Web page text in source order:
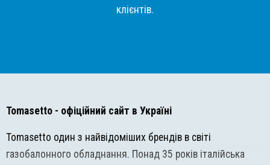
клієнтів.
Tomasetto - офіційний сайт в Україні
Tomasetto один з найвідоміших брендів в світі
газобалонного обладнання. Понад 35 років італійська